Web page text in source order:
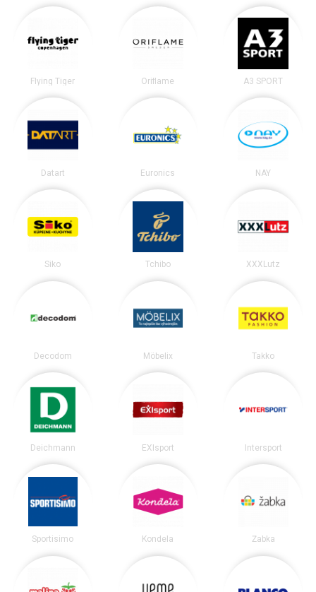
Flying Tiger Oriflame A3 SPORT
Datart Euronics NAY
Siko Tchibo XXXLutz
Decodom Möbelix Takko
Deichmann EXIsport Intersport
Sportisimo Kondela Žabka